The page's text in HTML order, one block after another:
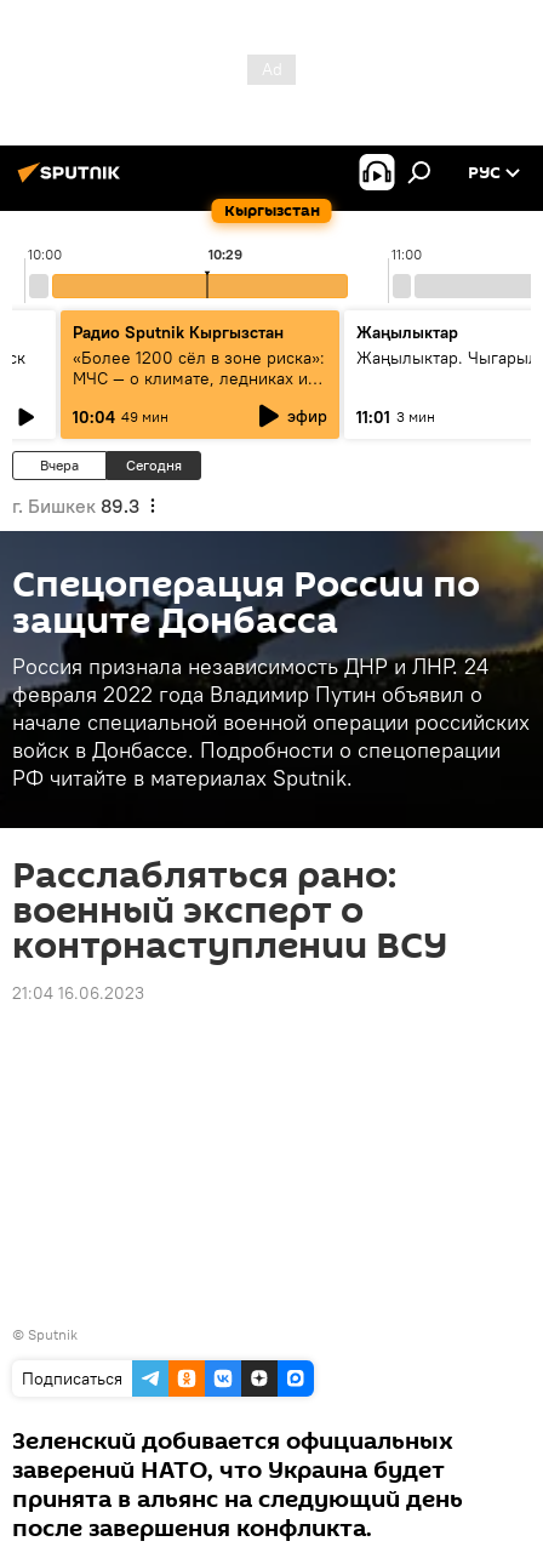
Кыргызстан
РУС
10:00 11:00
10:29
Радио Sputnik Кыргызстан
«Более 1200 сёл в зоне риска»:
МЧС — о климате, ледниках и
населения
10:04 49 мин эфир
Жаңылыктар
Жаңылыктар.
11:01 3 мин
Вчера Сегодня
г. Бишкек 89.3
Спецоперация России по
защите Донбасса
Россия признала независимость ДНР и ЛНР. 24
февраля 2022 года Владимир Путин объявил о
начале специальной военной операции российских
войск в Донбассе. Подробности о спецоперации
РФ читайте в материалах Sputnik.
Расслабляться рано:
военный эксперт о
контрнаступлении ВСУ
21:04 16.06.2023
© Sputnik
Подписаться
Зеленский добивается официальных
заверений НАТО, что Украина будет
принята в альянс на следующий день
после завершения конфликта.